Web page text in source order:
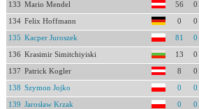
133 Mario Mendel 56 0
134 Felix Hoffmann 0 0
135 Kacper Juroszek 81 0
136 Krasimir Simitchiyiski 13 0
137 Patrick Kogler 8 0
138 Szymon Jojko 0 0
139 Jarosław Krzak 0 0